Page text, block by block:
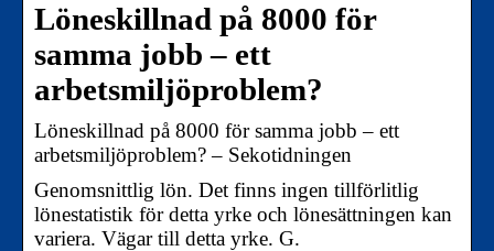
Löneskillnad på 8000 för
samma jobb – ett
arbetsmiljöproblem?
Löne­skillnad på 8000 för samma jobb – ett
arbetsmiljö­problem? – Sekotidningen
Genomsnittlig lön. Det finns ingen tillförlitlig
lönestatistik för detta yrke och lönesättningen kan
variera. Vägar till detta yrke. G.